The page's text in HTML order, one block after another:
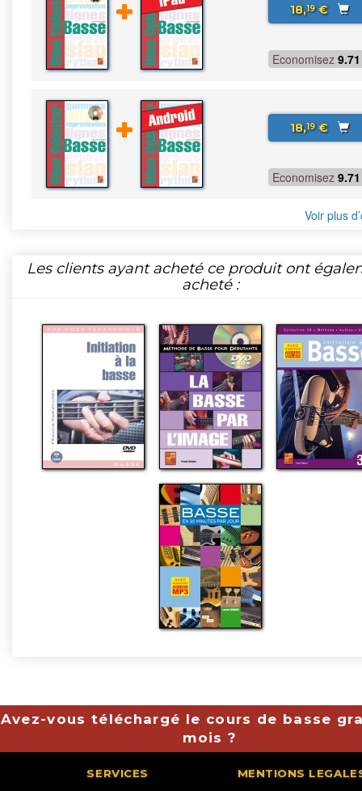
18,19€
Economisez 9.71
18,19€
Economisez 9.71
Voir plus
Les clients ayant acheté ce produit ont
acheté :
Avez-vous téléchargé le cours de basse
mois ?
SERVICES MENTIONS